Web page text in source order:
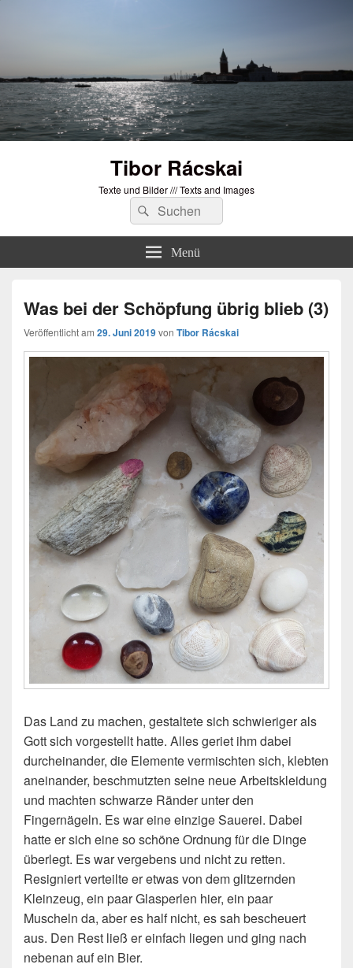
Tibor Rácskai
Texte und Bilder /// Texts and Images
Suchen
nach:
Suchen
Menü
Was bei der Schöpfung übrig blieb (3)
Veröffentlicht am 29. Juni 2019von Tibor Rácskai
Das Land zu machen, gestaltete sich schwieriger als
Gott sich vorgestellt hatte. Alles geriet ihm dabei
durcheinander, die Elemente vermischten sich, klebten
aneinander, beschmutzten seine neue Arbeitskleidung
und machten schwarze Ränder unter den
Fingernägeln. Es war eine einzige Sauerei. Dabei
hatte er sich eine so schöne Ordnung für die Dinge
überlegt. Es war vergebens und nicht zu retten.
Resigniert verteilte er etwas von dem glitzernden
Kleinzeug, ein paar Glasperlen hier, ein paar
Muscheln da, aber es half nicht, es sah bescheuert
aus. Den Rest ließ er einfach liegen und ging nach
nebenan auf ein Bier.